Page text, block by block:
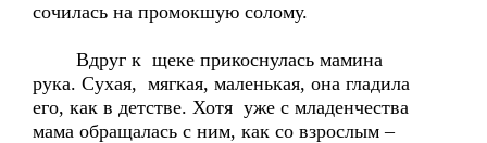
сочилась на промокшую солому.
Вдруг к щеке прикоснулась мамина
рука. Сухая, мягкая, маленькая, она гладила
его, как в детстве. Хотя уже с младенчества
мама обращалась с ним, как со взрослым –